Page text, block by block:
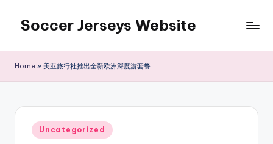
content
Soccer Jerseys Website
Home » 美亚旅行社推出全新欧洲深度游套餐
Posted
in
Uncategorized